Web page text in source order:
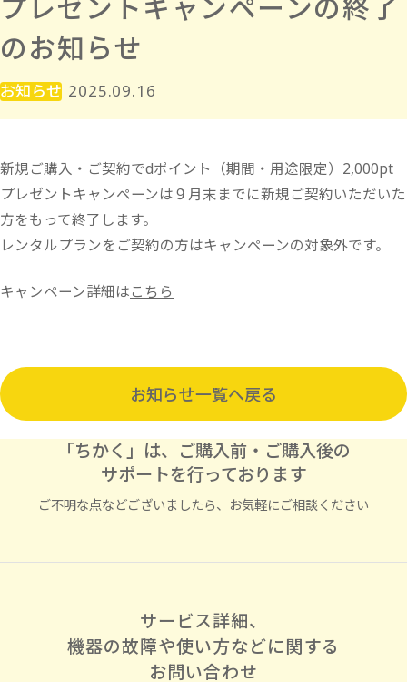
プレゼントキャンペーンの終了
のお知らせ
お知らせ 2025.09.16
新規ご購入・ご契約でdポイント（期間・用途限定）2,000pt
プレゼントキャンペーンは９月末までに新規ご契約いただいた
方をもって終了します。
レンタルプランをご契約の方はキャンペーンの対象外です。
キャンペーン詳細はこちら
お知らせ一覧へ戻る
「ちかく」は、ご購入前・ご購入後の
サポートを行っております
ご不明な点などございましたら、お気軽にご相談ください
サービス詳細、
機器の故障や使い方などに関する
お問い合わせ